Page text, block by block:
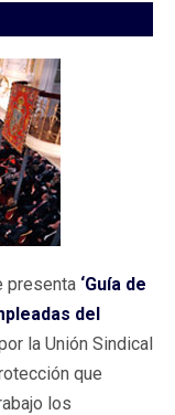
presenta ‘Guía de
del
la Unión Sindical
que
los